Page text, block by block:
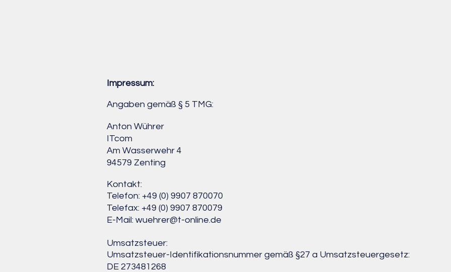
Impressum:
Angaben gemäß § 5 TMG:
Anton Wührer
ITcom
Am Wasserwehr 4
94579 Zenting
Kontakt:
Telefon: +49 (0) 9907 870070
Telefax: +49 (0) 9907 870079
E-Mail: wuehrer@t-online.de
Umsatzsteuer:
Umsatzsteuer-Identifikationsnummer gemäß §27 a Umsatzsteuergesetz:
DE 273481268